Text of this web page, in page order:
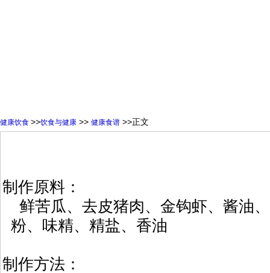
健康饮食 >>饮食与健康 >> 健康食谱 >>正文
制作原料：
鲜苦瓜、去皮猪肉、金钩虾、酱油
粉、味精、精盐、香油
制作方法：